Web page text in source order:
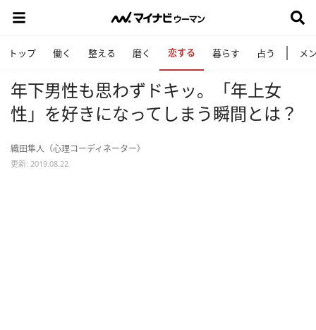
トップ 働く 整える 磨く 恋する 暮らす 占う メ
年下男性も思わずドキッ。「年上女
性」を好きになってしまう瞬間とは？
織田隼人（心理コーディネーター）
更新: 2019.08.22